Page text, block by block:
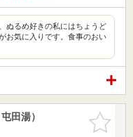
ぬるめ好きの私にはちょうど
お気に入りです。食事のおい
お気に入
りに追加
田湯）